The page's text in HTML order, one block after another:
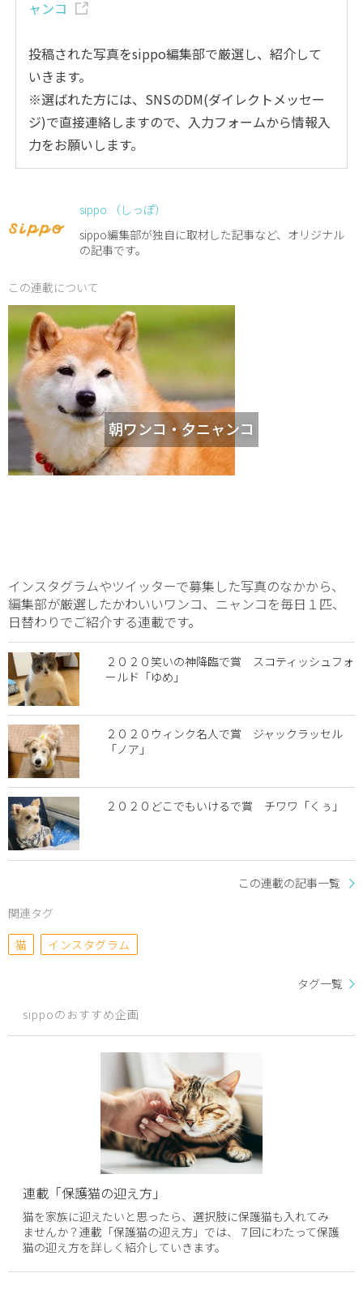
ャンコ
投稿された写真をsippo編集部で厳選し、紹介して
いきます。
※選ばれた方には、SNSのDM(ダイレクトメッセー
ジ)で直接連絡しますので、入力フォームから情報入
力をお願いします。
sippo （しっぽ）
sippo編集部が独自に取材した記事など、オリジナル
の記事です。
この連載について
朝ワンコ・夕ニャンコ
インスタグラムやツイッターで募集した写真のなかから、
編集部が厳選したかわいいワンコ、ニャンコを毎日１匹、
日替わりでご紹介する連載です。
２０２０笑いの神降臨で賞 スコティッシュフォ
ールド「ゆめ」
２０２０ウィンク名人で賞 ジャックラッセル
「ノア」
２０２０どこでもいけるで賞 チワワ「くぅ」
この連載の記事一覧
関連タグ
猫
インスタグラム
タグ一覧
sippoのおすすめ企画
連載「保護猫の迎え方」
猫を家族に迎えたいと思ったら、選択肢に保護猫も入れてみ
ませんか？連載「保護猫の迎え方」では、７回にわたって保護
猫の迎え方を詳しく紹介していきます。